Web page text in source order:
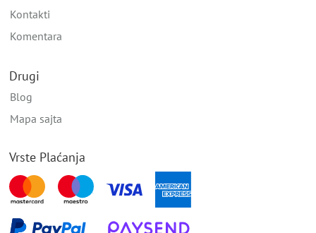
Kontakti
Komentara
Drugi
Blog
Mapa sajta
Vrste Plaćanja